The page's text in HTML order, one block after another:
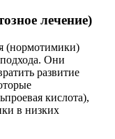
лечение)
(нормотимики)
Они
развитие
кислота),
в низких